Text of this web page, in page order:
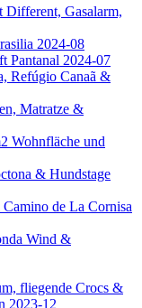
Different, Gasalarm,
2024-08
Pantanal 2024-07
Refúgio Canaã &
Matratze &
Wohnfläche und
& Hundstage
de La Cornisa
Wind &
fliegende Crocs &
2023-12